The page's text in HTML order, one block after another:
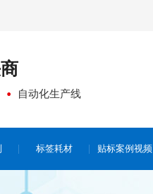
自动化生产线
标签耗材 贴标案例视频